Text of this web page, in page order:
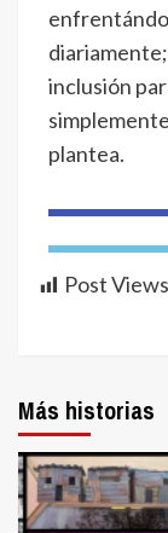
inclusión
plantea.
Post
Más historias